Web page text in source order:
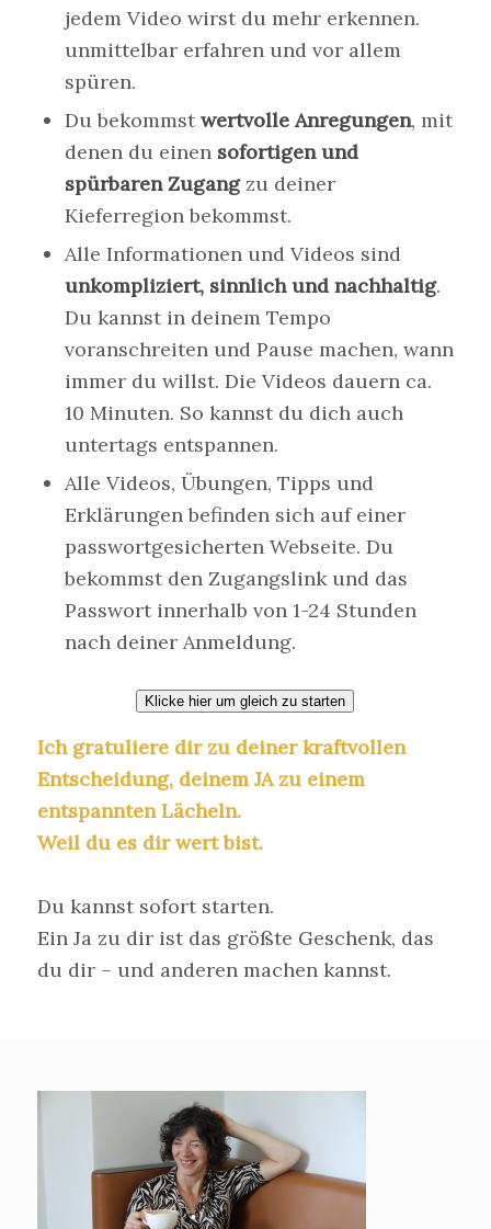
jedem Video wirst du mehr erkennen.
unmittelbar erfahren und vor allem
spüren.
Du bekommst wertvolle Anregungen, mit
denen du einen sofortigen und
spürbaren Zugangzu deiner
Kieferregion bekommst.
Alle Informationen und Videos sind
unkompliziert, sinnlich und nachhaltig.
Du kannst in deinem Tempo
voranschreiten und Pause machen, wann
immer du willst. Die Videos dauern ca.
10 Minuten. So kannst du dich auch
untertags entspannen.
Alle Videos, Übungen, Tipps und
Erklärungen befinden sich auf einer
passwortgesicherten Webseite. Du
bekommst den Zugangslink und das
Passwort innerhalb von 1-24 Stunden
nach deiner Anmeldung.
Klicke hier um gleich zu starten
Ich gratuliere dir zu deiner kraftvollen
Entscheidung, deinem JA zu einem
entspannten Lächeln.
Weil du es dir wert bist.
Du kannst sofort starten.
Ein Ja zu dir ist das größte Geschenk, das
du dir – und anderen machen kannst.